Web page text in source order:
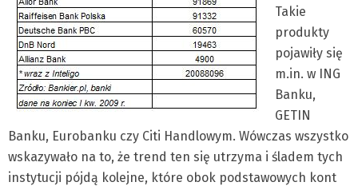
Takie
produkty
pojawiły się
m.in. w ING
Banku,
GETIN
Banku, Eurobanku czy Citi Handlowym. Wówczas wszystko
wskazywało na to, że trend ten się utrzyma i śladem tych
instytucji pójdą kolejne, które obok podstawowych kont